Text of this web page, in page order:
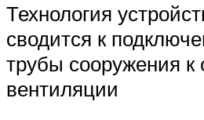
Технология
сводится к
трубы сооружения к
вентиляции